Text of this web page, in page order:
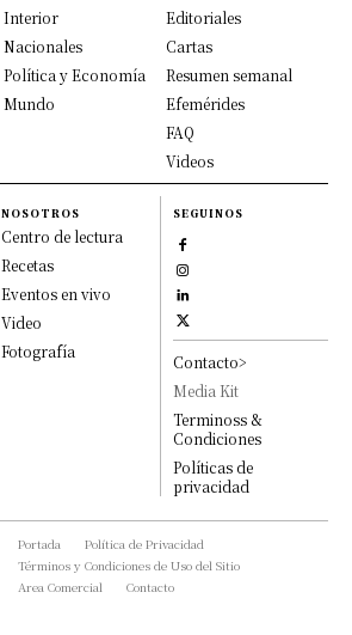
Interior
Nacionales
Política y Economía
Mundo
Editoriales
Cartas
Resumen semanal
Efemérides
FAQ
Videos
NOSOTROS
Centro de lectura
Recetas
Eventos en vivo
Video
Fotografía
SEGUINOS
Contacto>
Media Kit
Terminoss &
Condiciones
Políticas de
privacidad
Portada
Política de Privacidad
Términos y Condiciones de Uso del Sitio
Area Comercial
Contacto